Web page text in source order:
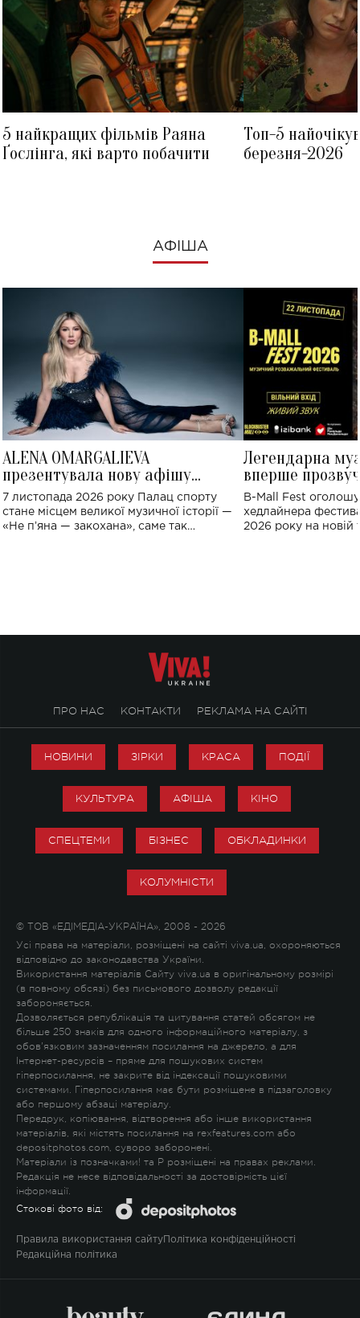
5 найкращих фільмів Раяна
Ґослінга, які варто побачити
Топ-5
березня-2026
АФІША
ALENA OMARGALIEVA
презентувала нову афішу
великого концерту в Палаці
спорту
7 листопада 2026 року Палац спорту
стане місцем великої музичної історії —
«Не пʼяна — закохана», саме так
Легендарна
вперше
Україні: де
B-Mall Fest
хедлайнера
2026 року на новій
ПРО НАС КОНТАКТИ РЕКЛАМА НА САЙТІ
НОВИНИ ЗІРКИ КРАСА ПОДІЇ
КУЛЬТУРА АФІША КІНО
СПЕЦТЕМИ БІЗНЕС ОБКЛАДИНКИ
КОЛУМНІСТИ
© ТОВ «ЕДІМЕДІА-УКРАЇНА», 2008 - 2026
Усі права на матеріали, розміщені на сайті viva.ua, охороняються
відповідно до законодавства України.
Використання матеріалів Сайту viva.ua в оригінальному розмірі
(в повному обсязі) без письмового дозволу редакції
забороняється.
Дозволяється републікація та цитування статей обсягом не
більше 250 знаків для одного інформаційного матеріалу, з
обов'язковим зазначенням посилання на джерело, а для
Інтернет-ресурсів – пряме для пошукових систем
гіперпосилання, не закрите від індексації пошуковими
системами. Гіперпосилання має бути розміщене в підзаголовку
або першому абзаці матеріалу.
Передрук, копіювання, відтворення або інше використання
матеріалів, які містять посилання на rexfeatures.com або
depositphotos.com, суворо заборонені.
Матеріали із позначками! та P розміщені на правах реклами.
Редакція не несе відповідальності за достовірність цієї
інформації.
Стокові фото від:
Правила використання сайту Політика конфіденційності
Редакційна політика